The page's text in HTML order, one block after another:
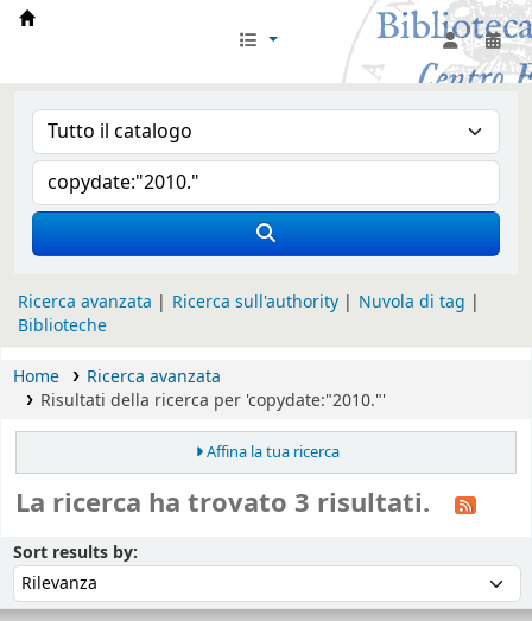
Biblioteca Iglesia Nacional Española en
Ricerca avanzata Ricerca sull'authority
Nuvola di tag
Biblioteche
Home
Ricerca avanzata
Risultati della ricerca per 'copydate:"2010."'
Affina la tua ricerca
La ricerca ha trovato 3 risultati.
Sort results by: